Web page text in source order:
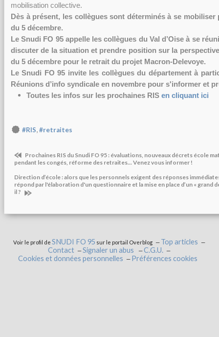
mobilisation collective.
Dès à présent, les collègues sont déterminés à se mobiliser
du 5 décembre.
Le Snudi FO 95 appelle les collègues du Val d’Oise à se
discuter de la situation et prendre position sur la
du 5 décembre pour le retrait du projet Macron-Delevoye.
Le Snudi FO 95 invite les collègues du département à
Réunions d’info syndicale en novembre pour s'informer et
Toutes les infos sur les prochaines RIS en cliquant ici
#RIS,#retraites
Prochaines RIS du Snudi FO 95 : évaluations, nouveaux décrets école
pendant les congés, réforme des retraites... Venez vous informer !
Direction d’école : alors que les personnels exigent des réponses
répond par l'élaboration d'un questionnaire et la mise en place d’un « grand
il ?
Voir le profil deSNUDI FO 95 sur le portail Overblog
Top articles
Contact
Signaler un abus
C.G.U.
Cookies et données personnelles
Préférences cookies